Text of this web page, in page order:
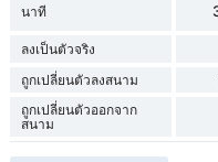
นาที
ลงเป็นตัวจริง
ถูกเปลี่ยนตัวลงสนาม
ถูกเปลี่ยนตัวออกจาก
สนาม